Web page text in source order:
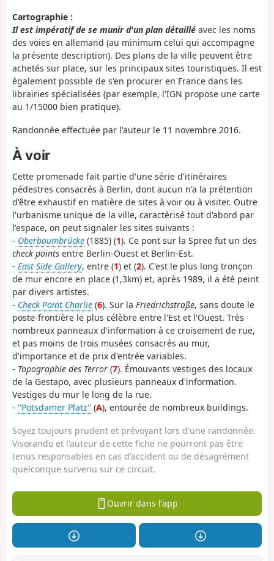
Cartographie :
Il est impératif de se munir d'un plan détaillé avec les noms
des voies en allemand (au minimum celui qui accompagne
la présente description). Des plans de la ville peuvent être
achetés sur place, sur les principaux sites touristiques. Il est
également possible de s'en procurer en France dans les
librairies spécialisées (par exemple, l'IGN propose une carte
au 1/15000 bien pratique).
Randonnée effectuée par l'auteur le 11 novembre 2016.
À voir
Cette promenade fait partie d'une série d'itinéraires
pédestres consacrés à Berlin, dont aucun n'a la prétention
d'être exhaustif en matière de sites à voir ou à visiter. Outre
l'urbanisme unique de la ville, caractérisé tout d'abord par
l'espace, on peut signaler les sites suivants :
- Oberbaumbrücke (1885) (1). Ce pont sur la Spree fut un des
check points entre Berlin-Ouest et Berlin-Est.
- East Side Gallery, entre (1) et (2). C'est le plus long tronçon
de mur encore en place (1,3km) et, après 1989, il a été peint
par divers artistes.
- Check Point Charlie (6). Sur la Friedrichstraße, sans doute le
poste-frontière le plus célèbre entre l'Est et l'Ouest. Très
nombreux panneaux d'information à ce croisement de rue,
et pas moins de trois musées consacrés au mur,
d'importance et de prix d'entrée variables.
- Topographie des Terror (7). Émouvants vestiges des locaux
de la Gestapo, avec plusieurs panneaux d'information.
Vestiges du mur le long de la rue.
- ''Potsdamer Platz'' (A), entourée de nombreux buildings.
Soyez toujours prudent et prévoyant lors d'une randonnée.
Visorando et l'auteur de cette fiche ne pourront pas être
tenus responsables en cas d'accident ou de désagrément
quelconque survenu sur ce circuit.
Ouvrir dans l'app